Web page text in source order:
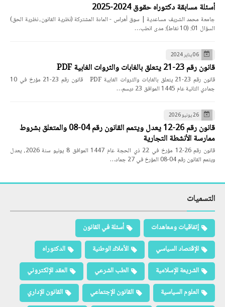
أسئلة مسابقة دكتوراه حقوق 2024-2025
جامعة محمد الشريف مساعدية | سوق أهراس - المادة المشتركة (نظرية القانون، نظرية الحق)
السؤال 01: (10 نقاط): مدى انطب…
06 يناير 2024
قانون رقم 23-21 يتعلق بالغابات والثروات الغابية PDF
قانون رقم 23-21 يتعلق بالغابات والثروات الغابية PDF قانون رقم 23-21 مؤرخ في 10
جمادي الثانية عام 1445 الموافق 23 ديسم…
26 يونيو 2026
قانون رقم 26-12 يعدل ويتمم القانون رقم 04-08 والمتعلق بشروط
ممارسة الأنشطة التجارية
قانون رقم 26-12 مؤرخ في 22 ذي الحجة عام 1447 الموافق 8 يونيو سنة 2026، يعدل
ويتمم القانون رقم 04-08 المؤرخ في 27 جماد…
التسميات
إتفاقيات ومعاهدات
أسئلة في القانون
الإقتصاد السياسي
الأملاك الوطنية
الدكتوراه
الشريعة الإسلامية
الطب الشرعي
العقد الإلكتروني
العلوم السياسية
القانون الإجتماعي
القانون الإداري